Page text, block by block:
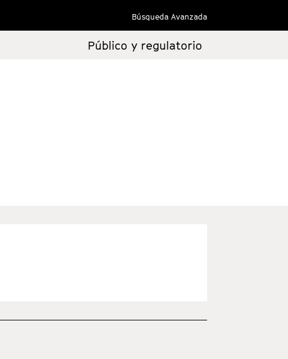
Búsqueda Avanzada
Público y regulatorio